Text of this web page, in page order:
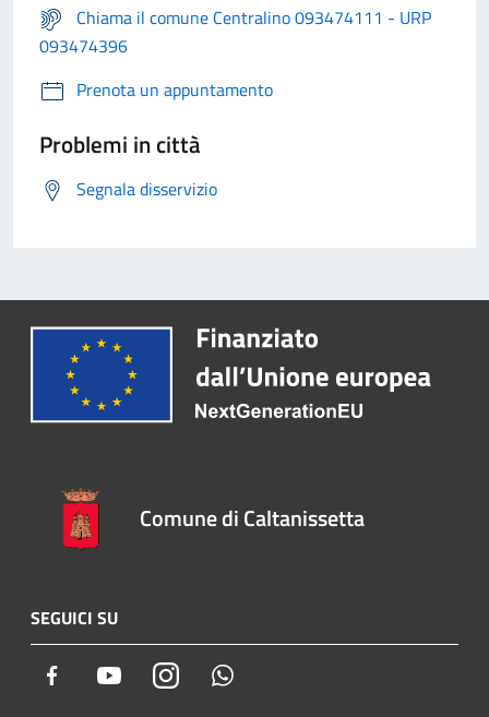
Chiama il comune Centralino 093474111 - URP
093474396
Prenota un appuntamento
Problemi in città
Segnala disservizio
Comune di Caltanissetta
SEGUICI SU
Facebook YoutubeInstagram